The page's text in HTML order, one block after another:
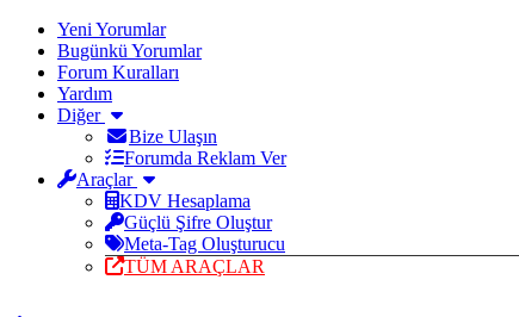
Yeni Yorumlar
Bugünkü Yorumlar
Forum Kuralları
Yardım
Diğer
Bize Ulaşın
Forumda Reklam Ver
Araçlar
KDV Hesaplama
Güçlü Şifre Oluştur
Meta-Tag Oluşturucu
TÜM ARAÇLAR